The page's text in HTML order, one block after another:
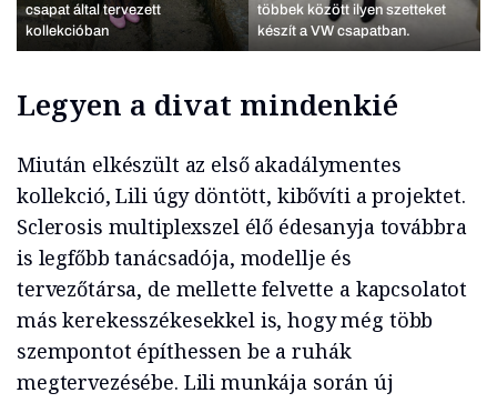
csapat által tervezett
kollekcióban
többek között ilyen szetteket
készít a VW csapatban.
Legyen a divat mindenkié
Miután elkészült az első akadálymentes
kollekció, Lili úgy döntött, kibővíti a projektet.
Sclerosis multiplexszel élő édesanyja továbbra
is legfőbb tanácsadója, modellje és
tervezőtársa, de mellette felvette a kapcsolatot
más kerekesszékesekkel is, hogy még több
szempontot építhessen be a ruhák
megtervezésébe. Lili munkája során új